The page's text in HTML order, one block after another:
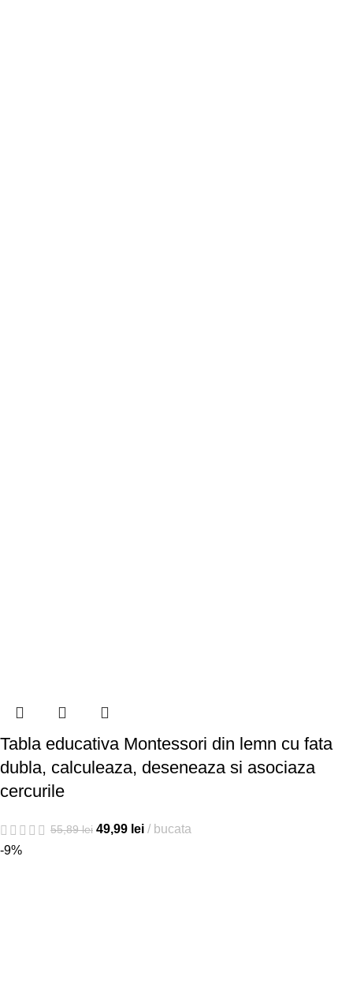
Tabla educativa Montessori din lemn cu fata
dubla, calculeaza, deseneaza si asociaza
cercurile
55,89lei 49,99 lei
bucata
-9%